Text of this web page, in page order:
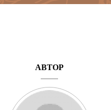
АВТОР